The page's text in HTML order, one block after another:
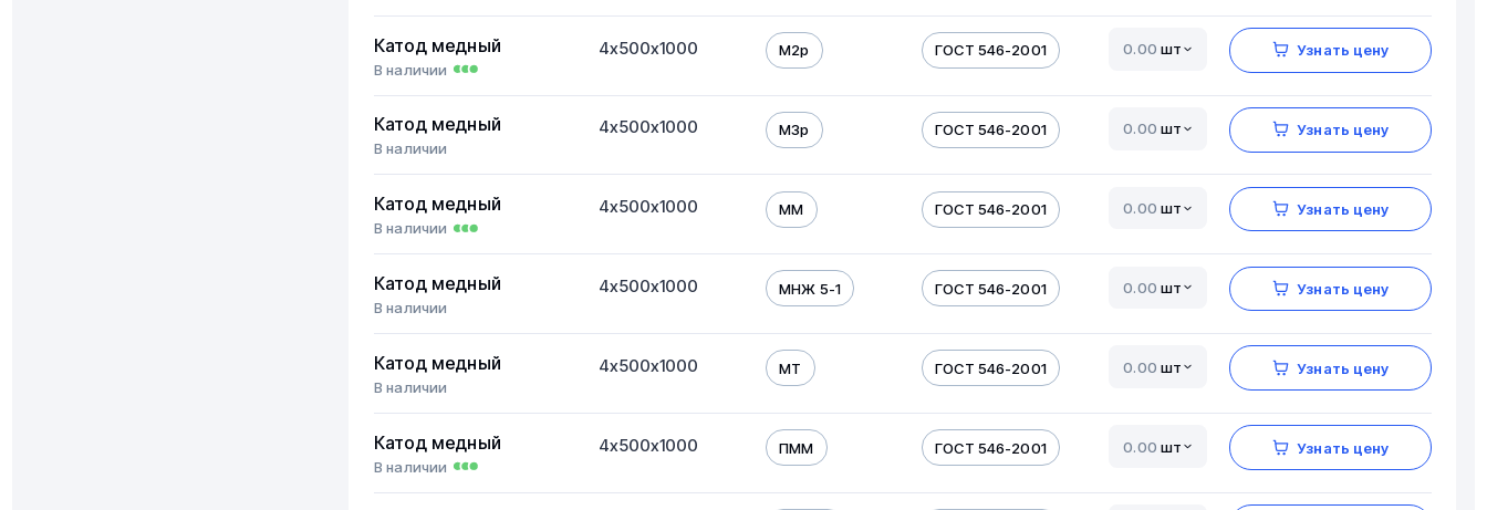
Катод медный
В наличии
4х500х1000 М2р ГОСТ 546-2001 шт Узнать цену
Катод медный
В наличии
4х500х1000 М3р ГОСТ 546-2001 шт Узнать цену
Катод медный
В наличии
4х500х1000 ММ ГОСТ 546-2001 шт Узнать цену
Катод медный
В наличии
4х500х1000 МНЖ 5-1 ГОСТ 546-2001 шт Узнать цену
Катод медный
В наличии
4х500х1000 МТ ГОСТ 546-2001 шт Узнать цену
Катод медный
В наличии
4х500х1000 ПММ ГОСТ 546-2001 шт Узнать цену